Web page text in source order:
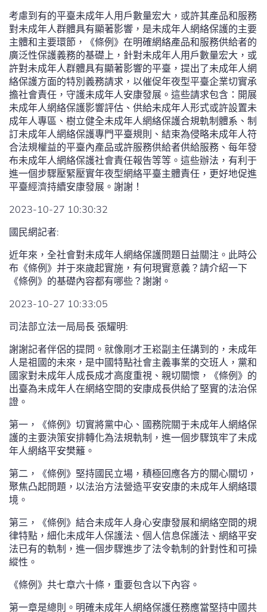
考慮到有的平臺未成年人用戶數量宏大，或許其產品和服務
對未成年人群體具有顯著影響，是未成年人網絡保護的主要
主體和主要環節，《條例》在明確網絡產品和服務供給者的
廣泛性保護義務的基礎上，針對未成年人用戶數量宏大，或
許對未成年人群體具有顯著影響的平臺，提出了未成年人網
絡保護方面的特別義務請求，以催促年夜型平臺企業切實承
擔社會責任，守護未成年人安康發展。這些請求包含：開展
未成年人網絡保護影響評估、供給未成年人形式或許設置未
成年人專區、樹立健全未成年人網絡保護合規軌制體系、制
訂未成年人網絡保護專門平臺規則、結束為侵略未成年人符
合法規權益的平臺內產品或許服務供給者供給服務、每年發
布未成年人網絡保護社會責任報告等等。這些辦法，有利于
進一個步驟壓緊壓實年夜型網絡平臺主體責任，更好地促進
平臺經濟持續安康發展。謝謝！
2023-10-27 10:30:32
國民網記者:
近年來，全社會對未成年人網絡保護問題日益關注。此時公
布《條例》并于來歲起實施，有何現實意義？請介紹一下
《條例》的基礎內容都有哪些？謝謝。
2023-10-27 10:33:05
司法部立法一局局長 張耀明:
謝謝記者伴侶的提問。就像剛才王崧副主任講到的，未成年
人是祖國的未來，是中國特點社會主義事業的交班人，黨和
國家對未成年人成長成才高度重視、親切關懷，《條例》的
出臺為未成年人在網絡空間的安康成長供給了堅實的法治保
證。
第一，《條例》切實將黨中心、國務院關于未成年人網絡保
護的主要決策安排轉化為法規軌制，進一個步驟筑牢了未成
年人網絡平安樊籬。
第二，《條例》堅持國民立場，積極回應各方的關心關切，
聚焦凸起問題，以法治方法營造平安安康的未成年人網絡環
境。
第三，《條例》結合未成年人身心安康發展和網絡空間的規
律特點，細化未成年人保護法、個人信息保護法、網絡平安
法已有的軌制，進一個步驟進步了法令軌制的針對性和可操
縱性。
《條例》共七章六十條，重要包含以下內容。
第一章是總則。明確未成年人網絡保護任務應當堅持中國共